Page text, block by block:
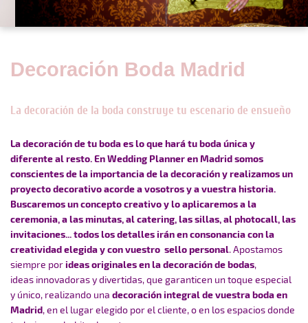
Decoración Boda Madrid
La decoración de la boda construye tu escenario de ensueño
La decoración de tu boda es lo que hará tu boda única y
diferente al resto. En Wedding Planner en Madrid somos
conscientes de la importancia de la decoración y realizamos un
proyecto decorativo acorde a vosotros y a vuestra historia.
Buscaremos un concepto creativo y lo aplicaremos a la
ceremonia, a las minutas, al catering, las sillas, al photocall, las
invitaciones... todos los detalles irán en consonancia con la
creatividad elegida y con vuestro sello personal. Apostamos
siempre porideas originales en la decoración de bodas,
ideas innovadoras y divertidas, que garanticen un toque especial
y único, realizando una decoración integral de vuestra boda en
Madrid, en el lugar elegido por el cliente, o en los espacios donde